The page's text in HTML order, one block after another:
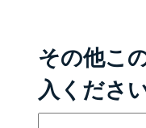
その他こ
入くださ